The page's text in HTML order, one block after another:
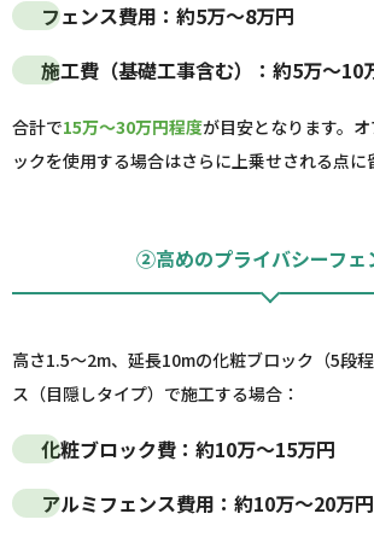
フェンス費用： 約5万～8万円
施工費（基礎工事含む）： 約5万～10
合計で15万～30万円程度が目安となります。
ックを使用する場合はさらに上乗せされる点に
②高めのプライバシーフェ
高さ1.5～2m、延長10mの化粧ブロック（5段
ス（目隠しタイプ）で施工する場合：
化粧ブロック費： 約10万～15万円
アルミフェンス費用： 約10万～20万円